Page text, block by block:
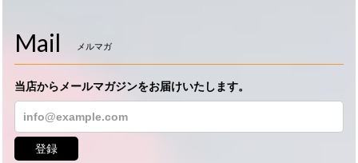
Mail メルマガ
当店からメールマガジンをお届けいたします。
登録